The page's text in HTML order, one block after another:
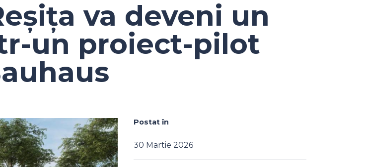
va deveni un
un proiect-pilot
Postat în
30 Martie 2026